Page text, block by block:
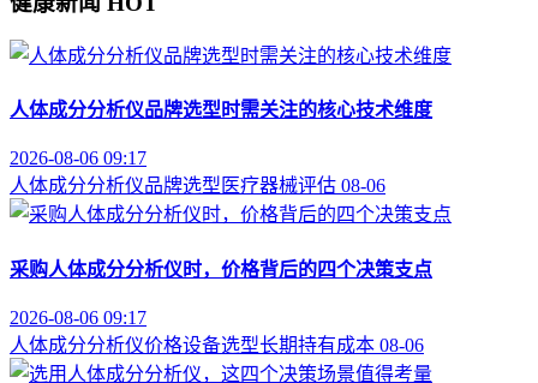
人体成分分析仪品牌选型时需关注的核心技术维度
2026-08-06 09:17
人体成分分析仪品牌选型 医疗器械评估 08-06
采购人体成分分析仪时，价格背后的四个决策支点
2026-08-06 09:17
人体成分分析仪价格设备选型长期持有成本 08-06